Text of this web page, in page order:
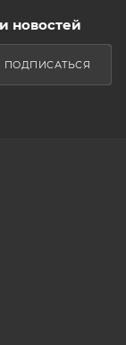
новостей
ПОДПИСАТЬСЯ